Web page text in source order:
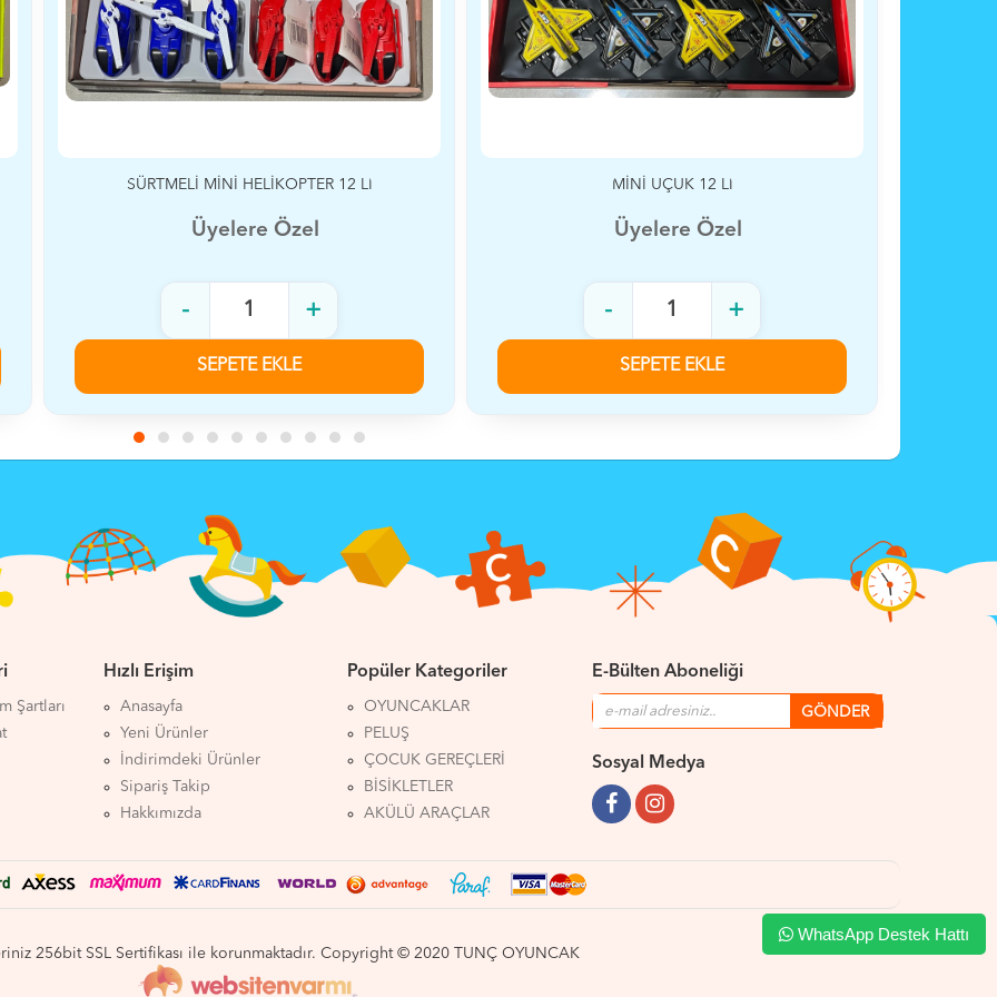
MİNİ UÇUK 12 Lİ
Üyelere Özel
- +
SEPETE EKLE
METAL ARABA KARMA
Üyelere Özel
- +
SEPETE EKLE
Şartları
Hızlı Erişim
Anasayfa
Yeni Ürünler
İndirimdeki Ürünler
Sipariş Takip
Hakkımızda
Popüler Kategoriler
OYUNCAKLAR
PELUŞ
ÇOCUK GEREÇLERİ
BİSİKLETLER
AKÜLÜ ARAÇLAR
E-Bülten Aboneliği
Sosyal Medya
256bit SSL Sertifikası ile korunmaktadır. Copyright © 2020 TUNÇ OYUNCAK
WhatsApp Destek Hattı